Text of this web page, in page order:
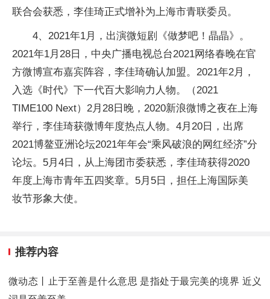
联合会获悉，李佳琦正式增补为上海市青联委员。
4、2021年1月，出演微短剧《做梦吧！晶晶》。
2021年1月28日，中央广播电视总台2021网络春晚在官
方微博宣布嘉宾阵容，李佳琦确认加盟。2021年2月，
入选《时代》下一代百大影响力人物。（2021
TIME100 Next）2月28日晚，2020新浪微博之夜在上海
举行，李佳琦获微博年度热点人物。4月20日，出席
2021博鳌亚洲论坛2021年年会“乘风破浪的网红经济”分
论坛。5月4日，从上海团市委获悉，李佳琦获得2020
年度上海市青年五四奖章。5月5日，担任上海国际美
妆节形象大使。
推荐内容
微动态丨止于至善是什么意思 是指处于最完美的境界 近义